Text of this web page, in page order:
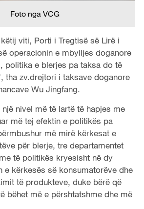
Foto nga VCG
viti, Porti i Tregtisë së Lirë i
operacionin e mbylljes doganore
politika e blerjes pa taksa do të
tha zv.drejtori i taksave doganore
Wu Jingfang.
nivel më të lartë të hapjes me
më tej efektin e politikës pa
më mirë kërkesat e
për blerje, tre departamentet
të politikës kryesisht në dy
e kërkesës së konsumatorëve dhe
të produkteve, duke bërë që
bëhet më e përshtatshme dhe më